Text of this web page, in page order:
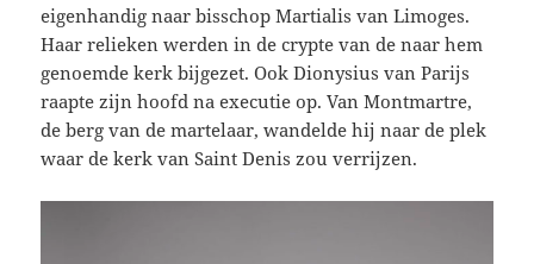
eigenhandig naar bisschop Martialis van Limoges.
Haar relieken werden in de crypte van de naar hem
genoemde kerk bijgezet. Ook Dionysius van Parijs
raapte zijn hoofd na executie op. Van Montmartre,
de berg van de martelaar, wandelde hij naar de plek
waar de kerk van Saint Denis zou verrijzen.